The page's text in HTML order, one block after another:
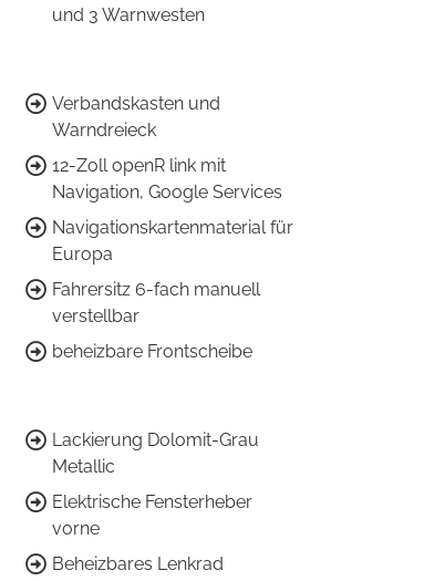
und 3 Warnwesten
Verbandskasten und
Warndreieck
12-Zoll openR link mit
Navigation, Google Services
Navigationskartenmaterial für
Europa
Fahrersitz 6-fach manuell
verstellbar
beheizbare Frontscheibe
Lackierung Dolomit-Grau
Metallic
Elektrische Fensterheber
vorne
Beheizbares Lenkrad